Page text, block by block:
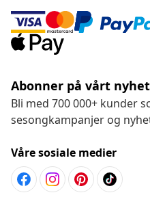
Abonner på vårt
Bli med 700 000+ kunder
sesongkampanjer og
Våre sosiale medier